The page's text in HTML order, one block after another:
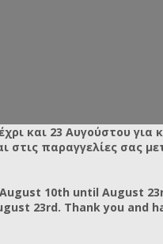
και 23 Αυγούστου για
παραγγελίες σας
10th until August
23rd. Thank you and